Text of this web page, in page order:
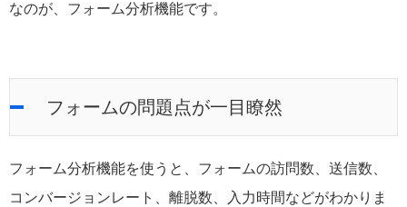
なのが、フォーム分析機能です。
フォームの問題点が一目瞭然
フォーム分析機能を使うと、フォームの訪問数、送信数、
コンバージョンレート、離脱数、入力時間などがわかりま